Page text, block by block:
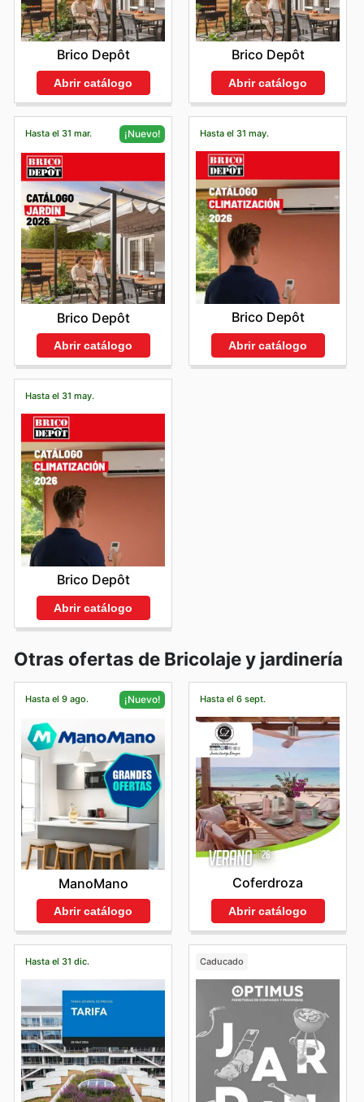
Brico Depôt
Abrir catálogo
Brico Depôt
Abrir catálogo
Hasta el 31 mar. ¡Nuevo!
Brico Depôt
Abrir catálogo
Hasta el 31 may.
Brico Depôt
Abrir catálogo
Hasta el 31 may.
Brico Depôt
Abrir catálogo
Otras ofertas de Bricolaje y jardinería
Hasta el 9 ago. ¡Nuevo!
ManoMano
Abrir catálogo
Hasta el 6 sept.
Coferdroza
Abrir catálogo
Hasta el 31 dic. Caducado